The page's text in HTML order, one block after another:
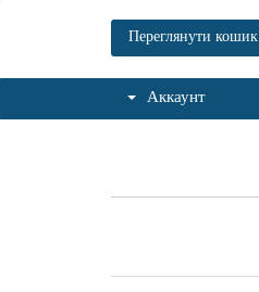
Переглянути кошик
Аккаунт